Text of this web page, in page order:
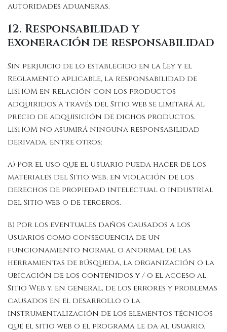
autoridades aduaneras.
12. Responsabilidad y
exoneración de responsabilidad
Sin perjuicio de lo establecido en la Ley y el
Reglamento aplicable, la responsabilidad de
LISHOM en relación con los productos
adquiridos a través del Sitio web se limitará al
precio de adquisición de dichos productos.
LISHOM no asumirá ninguna responsabilidad
derivada, entre otros:
a) Por el uso que el Usuario pueda hacer de los
materiales del Sitio web, en violación de los
derechos de propiedad intelectual o industrial
del Sitio web o de terceros.
b) Por los eventuales daños causados a los
Usuarios como consecuencia de un
funcionamiento normal o anormal de las
herramientas de búsqueda, la organización o la
ubicación de los contenidos y / o el acceso al
Sitio Web y, en general, de los errores y problemas
causados en el desarrollo o la
instrumentalización de los elementos técnicos
que el sitio web o el programa le da al usuario.